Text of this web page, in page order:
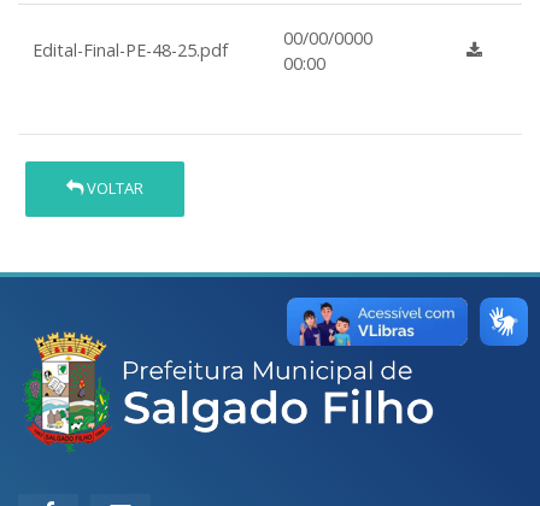
Edital-Final-PE-48-25.pdf
00/00/0000
00:00
VOLTAR